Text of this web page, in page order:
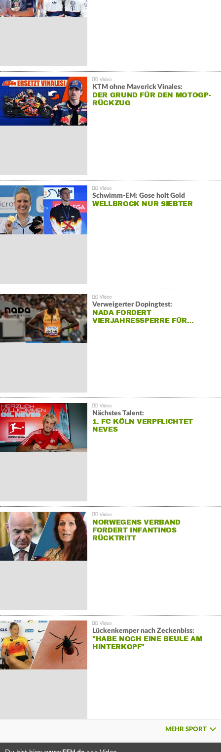
KTM ohne Maverick Vinales:
DER GRUND FÜR DEN MOTOGP-
RÜCKZUG
Schwimm-EM: Gose holt Gold
WELLBROCK NUR SIEBTER
Verweigerter Dopingtest:
NADA FORDERT
VIERJAHRESSPERRE FÜR…
Nächstes Talent:
1. FC KÖLN VERPFLICHTET
NEVES
NORWEGENS VERBAND
FORDERT INFANTINOS
RÜCKTRITT
Lückenkemper nach Zeckenbiss:
"HABE NOCH EINE BEULE AM
HINTERKOPF"
MEHR SPORT